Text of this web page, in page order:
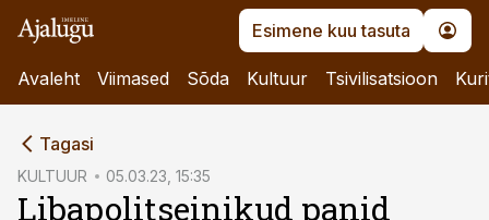
Esimene kuu tasuta
Avaleht Viimased Sõda Kultuur Tsivilisatsioon
Tagasi
KULTUUR 05.03.23, 15:35
Libapolitseinikud panid